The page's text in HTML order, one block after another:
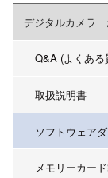
デジタルカメラ
Q&A (よくあ
取扱説明書
ソフトウェア
メモリーカー